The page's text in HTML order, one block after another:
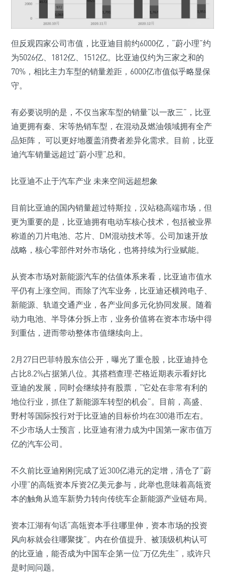
但反观四家公司市值，比亚迪目前约6000亿，“蔚小理”约
为5026亿、1812亿、1512亿。比亚迪仅约为三家之和的
70%，相比主力车型的销量差距，6000亿市值似乎略显保
守。
有必要说明的是，不仅当家车型的销量“以一敌三”，比亚
迪更拥有秦、宋等热销车型，在混动及燃油领域拥有全产
品矩阵， 可以更好地覆盖消费者差异化需求。目前，比亚
迪汽车销量远超过“蔚小理”总和。
比亚迪不止于汽车产业 未来空间远超想象
目前比亚迪的国内销量超过特斯拉，汉站稳高端市场，但
更为重要的是，比亚迪拥有电动车核心技术，包括被业界
称道的刀片电池、芯片、DM混动技术等。公司加速开放
战略，核心零部件对外市场化，也将持续为行业赋能。
从资本市场对新能源汽车的估值体系来看，比亚迪市值水
平仍有上涨空间。而除了汽车业务，比亚迪还横跨电子、
新能源、轨道交通产业，各产业间多元化协同发展。随着
动力电池、半导体分拆上市，业务价值将在资本市场中得
到重估，进而带动整体市值继续向上。
2月27日巴菲特股东信公开，曝光了重仓股，比亚迪持仓
占比8.2%占据第八位。其搭档查理·芒格近期表示看好比
亚迪的发展，同时会继续持有股票，“它处在非常有利的
地位行业，抓住了新能源车转型的机会”。目前，高盛、
野村等国际投行对于比亚迪的目标价均在300港币左右。
不少市场人士预言，比亚迪有潜力成为中国第一家市值万
亿的汽车公司。
不久前比亚迪刚刚完成了近300亿港元的定增，清仓了“蔚
小理”的高瓴资本斥资2亿美元参与，此举也意味着高瓴资
本的触角从造车新势力转向传统车企新能源产业链布局。
资本江湖有句话“高瓴资本手往哪里伸，资本市场的投资
风向标就会往哪聚拢”。内在价值提升、被顶级机构认可
的比亚迪，能否成为中国车企第一位“万亿先生”，或许只
是时间问题。